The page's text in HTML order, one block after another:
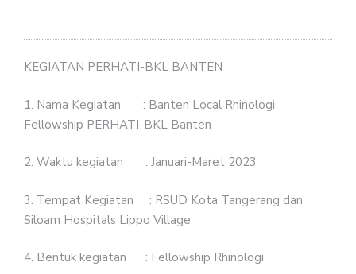
KEGIATAN PERHATI-BKL BANTEN
1. Nama Kegiatan : Banten Local Rhinologi
Fellowship PERHATI-BKL Banten
2. Waktu kegiatan : Januari-Maret 2023
3. Tempat Kegiatan : RSUD Kota Tangerang dan
Siloam Hospitals Lippo Village
4. Bentuk kegiatan : Fellowship Rhinologi